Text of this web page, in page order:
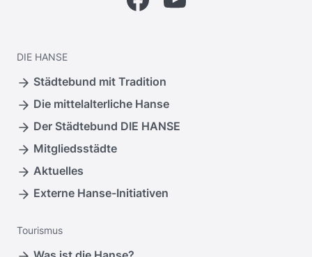
DIE HANSE
Städtebund mit Tradition
Die mittelalterliche Hanse
Der Städtebund DIE HANSE
Mitgliedsstädte
Aktuelles
Externe Hanse-Initiativen
Tourismus